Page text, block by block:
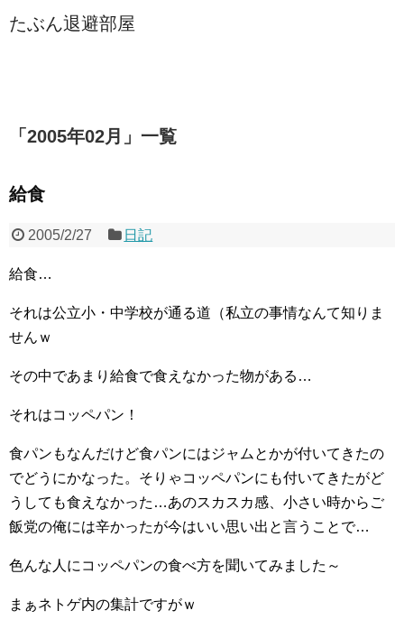
たぶん退避部屋
「 2005年02月 」 一覧
給食
2005/2/27 日記
給食…
それは公立小・中学校が通る道（私立の事情なんて知りま
せんｗ
その中であまり給食で食えなかった物がある…
それはコッペパン！
食パンもなんだけど食パンにはジャムとかが付いてきたの
でどうにかなった。そりゃコッペパンにも付いてきたがど
うしても食えなかった…あのスカスカ感、小さい時からご
飯党の俺には辛かったが今はいい思い出と言うことで…
色んな人にコッペパンの食べ方を聞いてみました～
まぁネトゲ内の集計ですがｗ